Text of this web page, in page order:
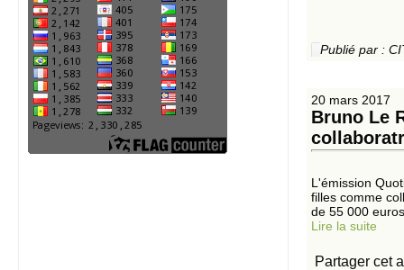
Publié par :
20 mars 2017
Bruno Le
L'émission
filles comme
de 55 000
Lire la suite
Partager cet